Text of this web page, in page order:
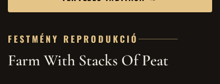
FESTMÉNY REPRODUKCIÓ
Farm With Stacks Of Peat